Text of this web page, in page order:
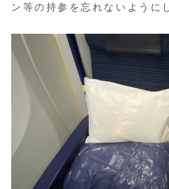
ン等の持参を忘れないように